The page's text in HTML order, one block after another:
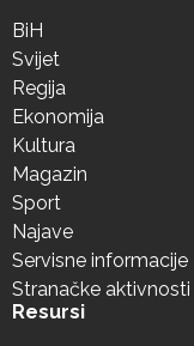
BiH
Svijet
Regija
Ekonomija
Kultura
Magazin
Sport
Najave
Servisne informacije
Stranačke aktivnosti
Resursi